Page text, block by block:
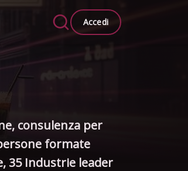
Accedi
consulenza per
formate
35 Industrie leader